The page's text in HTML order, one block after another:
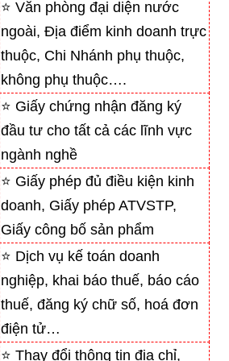
⭐ Văn phòng đại diện nước
ngoài, Địa điểm kinh doanh trực
thuộc, Chi Nhánh phụ thuộc,
không phụ thuộc….
⭐ Giấy chứng nhận đăng ký
đầu tư cho tất cả các lĩnh vực
ngành nghề
⭐ Giấy phép đủ điều kiện kinh
doanh, Giấy phép ATVSTP,
Giấy công bố sản phẩm
⭐ Dịch vụ kế toán doanh
nghiệp, khai báo thuế, báo cáo
thuế, đăng ký chữ số, hoá đơn
điện tử…
⭐ Thay đổi thông tin địa chỉ,